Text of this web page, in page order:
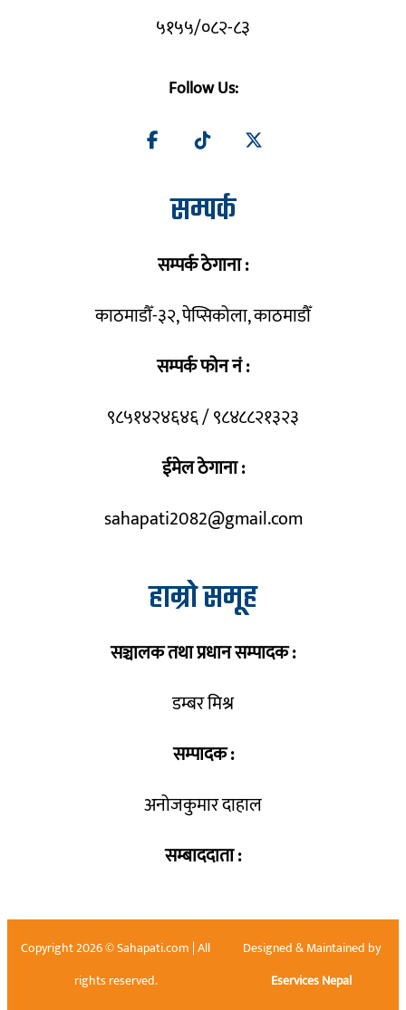
५१५५/०८२-८३
Follow Us:
सम्पर्क
सम्पर्क ठेगाना :
काठमाडौँ-३२, पेप्सिकोला, काठमाडौँ
सम्पर्क फोन नं :
९८५१४२४६४६ / ९८४८८२१३२३
ईमेल ठेगाना :
sahapati2082@gmail.com
हाम्रो समूह
सञ्चालक तथा प्रधान सम्पादक :
डम्बर मिश्र
सम्पादक :
अनोजकुमार दाहाल
सम्बाददाता :
Copyright 2026 © Sahapati.com | All
rights reserved.
Designed & Maintained by
Eservices Nepal